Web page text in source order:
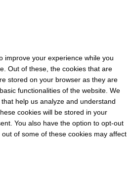
improve your experience while you
Out of these, the cookies that are
stored on your browser as they are
functionalities of the website. We
help us analyze and understand
cookies will be stored in your
You also have the option to opt-out
of some of these cookies may affect